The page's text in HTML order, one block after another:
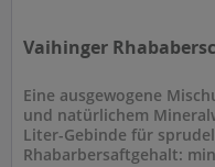
Vaihinger
Eine ausgewogene
und natürlichem
Liter-Gebinde für
Rhabarbersaftgehalt: